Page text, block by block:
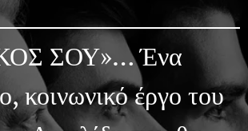
ΣΟΥ»… Ένα
κοινωνικό έργο του